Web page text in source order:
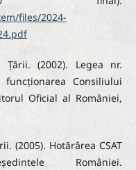
files/2024-
(2002). Legea nr.
Consiliului
Oficial al României,
(2005). Hotărârea CSAT
României.